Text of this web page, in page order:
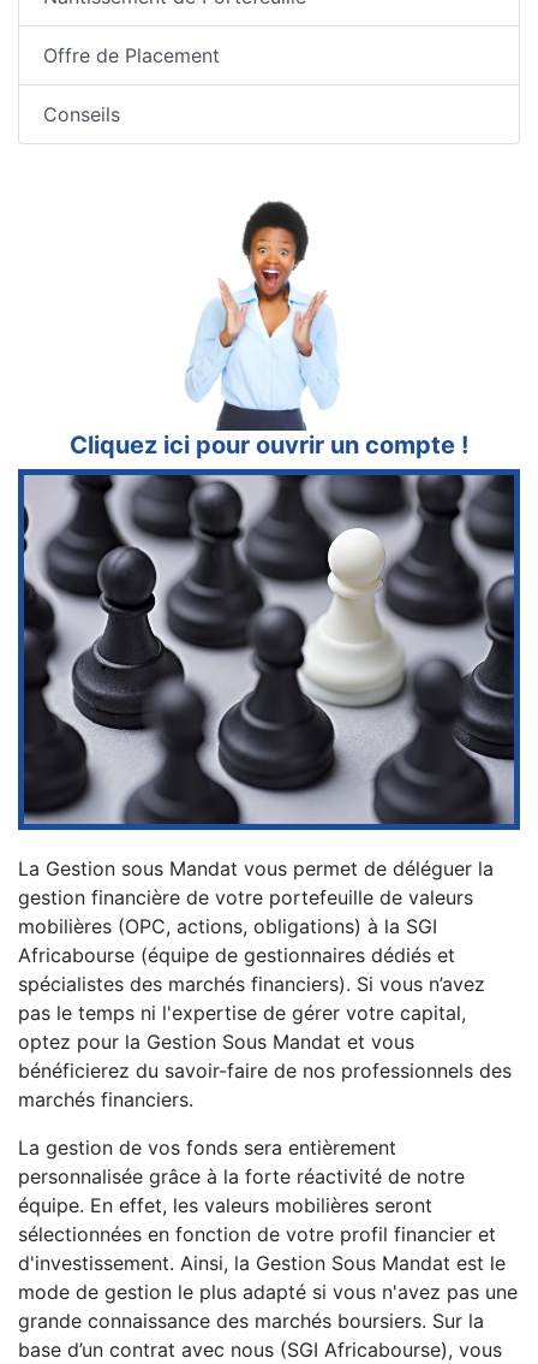
Offre de Placement
Conseils
Cliquez ici pour ouvrir un compte !
La Gestion sous Mandat vous permet de déléguer la
gestion financière de votre portefeuille de valeurs
mobilières (OPC, actions, obligations) à la SGI
Africabourse (équipe de gestionnaires dédiés et
spécialistes des marchés financiers). Si vous n’avez
pas le temps ni l'expertise de gérer votre capital,
optez pour la Gestion Sous Mandat et vous
bénéficierez du savoir-faire de nos professionnels des
marchés financiers.
La gestion de vos fonds sera entièrement
personnalisée grâce à la forte réactivité de notre
équipe. En effet, les valeurs mobilières seront
sélectionnées en fonction de votre profil financier et
d'investissement. Ainsi, la Gestion Sous Mandat est le
mode de gestion le plus adapté si vous n'avez pas une
grande connaissance des marchés boursiers. Sur la
base d’un contrat avec nous (SGI Africabourse), vous